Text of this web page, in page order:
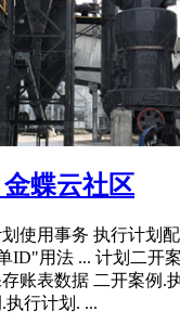
蝶云社区
使用事务 执行计划
ID"用法 ... 计划二开
账表数据 二开案例.
执行计划. ...